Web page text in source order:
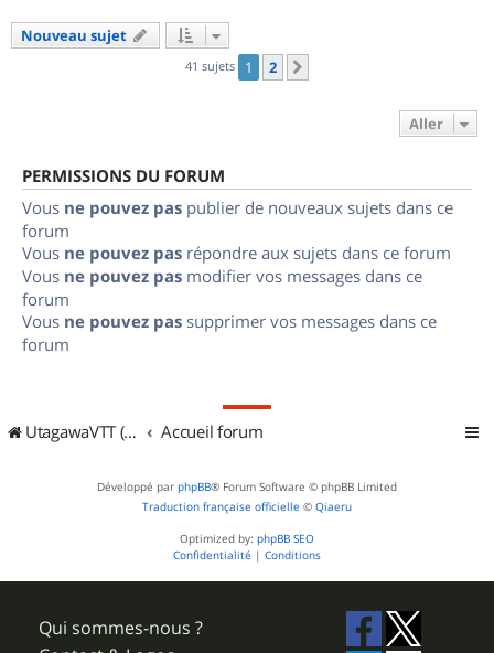
Nouveau sujet
41 sujets 1 2
Aller
PERMISSIONS DU FORUM
Vous ne pouvez pas publier de nouveaux sujets dans ce
forum
Vous ne pouvez pas répondre aux sujets dans ce forum
Vous ne pouvez pas modifier vos messages dans ce
forum
Vous ne pouvez pas supprimer vos messages dans ce
forum
UtagawaVTT (Randos VTT et VTTAE avec traces GPS) Accueil forum
Développé par phpBB® Forum Software © phpBB Limited
Traduction française officielle © Qiaeru
Optimized by: phpBB SEO
Confidentialité | Conditions
Qui sommes-nous ?